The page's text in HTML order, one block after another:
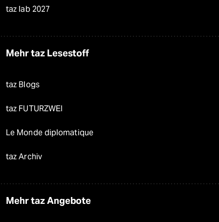
taz lab 2027
Mehr taz Lesestoff
taz Blogs
taz FUTURZWEI
Le Monde diplomatique
taz Archiv
Mehr taz Angebote